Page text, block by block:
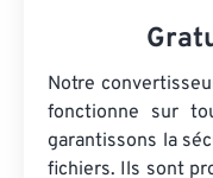
Notre
fonctionne sur
garantissons la
fichiers. Ils sont